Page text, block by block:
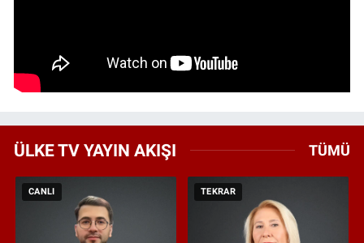
ÜLKE TV YAYIN AKIŞI TÜMÜ
CANLI TEKRAR